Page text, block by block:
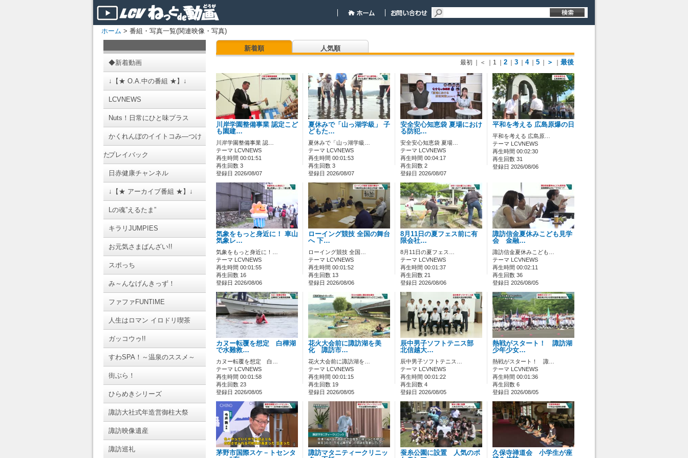
ホーム > 番組・写真一覧(関連映像・写真)
◆新着動画
↓【★ O.A.中の番組 ★】↓
LCVNEWS
Nuts！日常にひと味プラス
かくれんぼのイイトコみ―つけ
たプレイバック
日赤健康チャンネル
↓【★ アーカイブ番組 ★】↓
Lの魂”えるたま”
キラリJUMPIES
お元気さまばんざい!!
スポっち
み～んなげんきっず！
ファファFUNTIME
人生はロマン イロドリ喫茶
ガッコウゥ!!
すわSPA！～温泉のススメ～
街ぶら！
ひらめきシリーズ
諏訪大社式年造営御柱大祭
諏訪映像遺産
諏訪巡礼
新着順 人気順
最初 ｜＜ ｜1 2 3 4 5 ＞ 最後
川岸学園整備事業 認定こど
も園建…
川岸学園整備事業 認…
テーマ LCVNEWS
再生時間 00:01:51
再生回数 3
登録日 2026/08/07
夏休みで「山っ湖学級」 子
どもた…
夏休みで「山っ湖学級…
テーマ LCVNEWS
再生時間 00:01:53
再生回数 3
登録日 2026/08/07
安全安心知恵袋 夏場におけ
る防犯…
安全安心知恵袋 夏場…
テーマ LCVNEWS
再生時間 00:04:17
再生回数 2
登録日 2026/08/07
平和を考える 広島原爆の日
平和を考える 広島原…
テーマ LCVNEWS
再生時間 00:02:30
再生回数 31
登録日 2026/08/06
気象をもっと身近に！ 車山
気象レ…
気象をもっと身近に！…
テーマ LCVNEWS
再生時間 00:01:55
再生回数 16
登録日 2026/08/06
ローイング競技 全国の舞台
へ 下…
ローイング競技 全国…
テーマ LCVNEWS
再生時間 00:01:52
再生回数 13
登録日 2026/08/06
8月11日の夏フェス前に有
限会社…
8月11日の夏フェス…
テーマ LCVNEWS
再生時間 00:01:37
再生回数 21
登録日 2026/08/06
諏訪信金夏休みこども見学
会 金融…
諏訪信金夏休みこども…
テーマ LCVNEWS
再生時間 00:02:11
再生回数 36
登録日 2026/08/05
カヌー転覆を想定 白樺湖
で水難救…
カヌー転覆を想定 白…
テーマ LCVNEWS
再生時間 00:01:58
再生回数 23
登録日 2026/08/05
花火大会前に諏訪湖を美
化 諏訪市…
花火大会前に諏訪湖を…
テーマ LCVNEWS
再生時間 00:01:15
再生回数 19
登録日 2026/08/05
辰中男子ソフトテニス部
北信越大…
辰中男子ソフトテニス…
テーマ LCVNEWS
再生時間 00:01:22
再生回数 4
登録日 2026/08/05
熱戦がスタート！ 諏訪湖
少年少女…
熱戦がスタート！ 諏…
テーマ LCVNEWS
再生時間 00:01:36
再生回数 6
登録日 2026/08/05
茅野市国際スケ－トセンタ
諏訪マタニティークリニッ
蚕糸公園に設置 人気のポ
久保寺禅道会 小学生が座